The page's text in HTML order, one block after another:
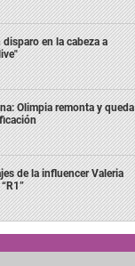
en la cabeza a
Olimpia remonta y queda
de la influencer Valeria